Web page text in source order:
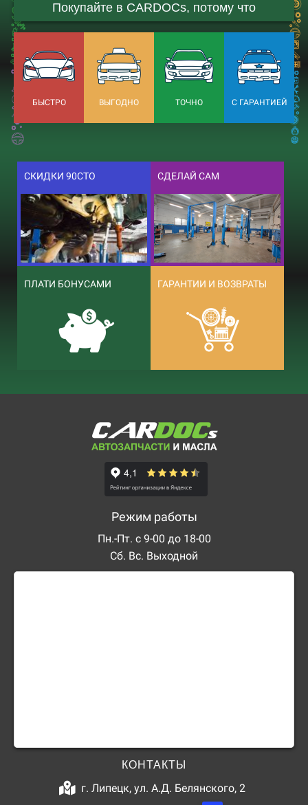
Покупайте в CARDOCs, потому что
БЫСТРО ВЫГОДНО ТОЧНО С ГАРАНТИЕЙ
СКИДКИ 90СТО СДЕЛАЙ САМ
ПЛАТИ БОНУСАМИ ГАРАНТИИ И ВОЗВРАТЫ
Режим работы
Пн.-Пт. с 9-00 до 18-00
Сб. Вс. Выходной
КОНТАКТЫ
г. Липецк, ул. А.Д. Белянского, 2